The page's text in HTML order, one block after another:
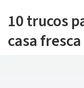
10 trucos
casa